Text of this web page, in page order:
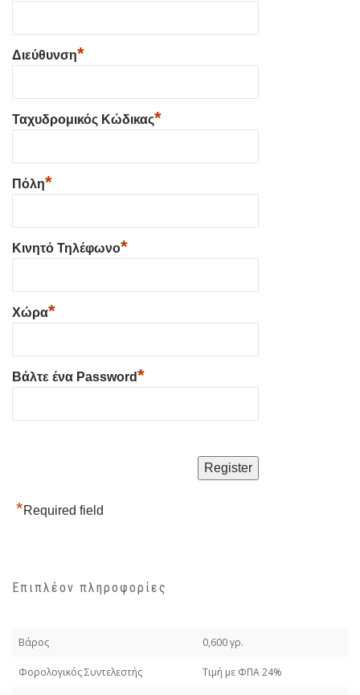
Διεύθυνση*
Ταχυδρομικός Κώδικας*
Πόλη*
Κινητό Τηλέφωνο*
Χώρα*
Βάλτε ένα Password*
*Required field
Επιπλέον πληροφορίες
Βάρος 0,600 γρ.
Φορολογικός Συντελεστής Τιμή με ΦΠΑ 24%